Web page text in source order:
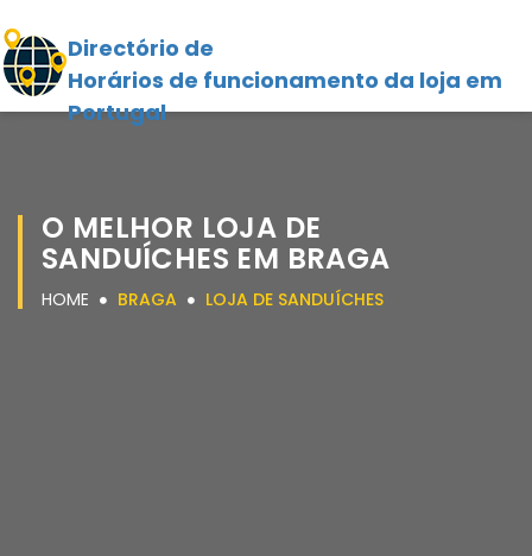
Directório de
Horários de funcionamento da loja em
Portugal
O MELHOR LOJA DE
SANDUÍCHES EM BRAGA
HOME BRAGA LOJA DE SANDUÍCHES